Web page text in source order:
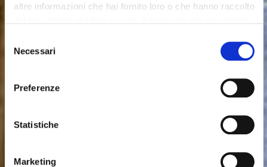
altre informazioni che hai fornito loro o che hanno raccolto
Chiudendo il banner, cliccando sulla X in alto a destra,
potrai proseguire la navigazione del sito web in assenza
di cookie o altri strumenti di tracciamento diversi da quelli
Per modificare le tue preferenze sull'utilizzo dei cookie,
delNecessari
Preferenze
Statistiche
Marketing